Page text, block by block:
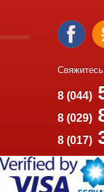
8 (044)
8 (029)
8 (017)